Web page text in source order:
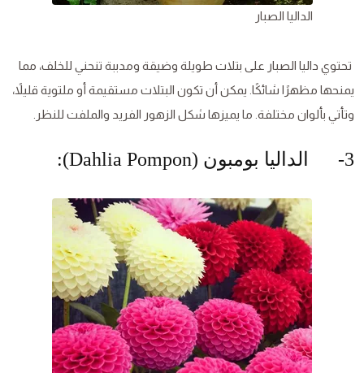
الداليا الصبار
تحتوي داليا الصبار على بتلات طويلة وضيقة ومدببة تنحني للخلف، مما
يمنحها مظهرًا شائكًا. يمكن أن تكون البتلات مستقيمة أو ملتوية قليلاً،
وتأتي بألوان مختلفة. ما يميزها شكل الزهور الفريد والملفت للنظر.
3- الداليا بومبون (Dahlia Pompon):